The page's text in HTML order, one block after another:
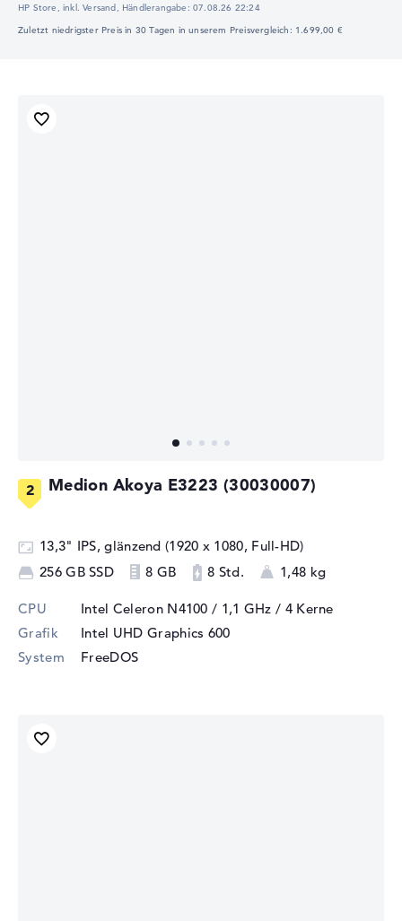
HP Store, inkl. Versand, Händlerangabe:07.08.26 22:24
Zuletzt niedrigster Preis in 30 Tagen in unserem Preisvergleich: 1.699,00 €
Medion Akoya E3223 (30030007)
13,3" IPS, glänzend (1920 x 1080, Full-HD)
256 GB SSD
8 GB 8 Std. 1,48 kg
CPU Intel Celeron N4100 / 1,1 GHz / 4 Kerne
Grafik
Intel UHD Graphics 600
System
FreeDOS